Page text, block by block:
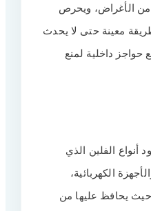
من الأغراض، ويحرص
معينة حتى لا يحدث
حواجز داخلية لمنع
أنواع الفلين الذي
الكهربائية،
يحافظ عليها من